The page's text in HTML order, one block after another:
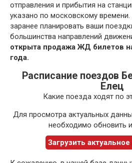
отправления и прибытия на
указано по московскому
заранее планировать ваши
большинства направлений
открыта продажа ЖД билетов
года.
Расписание поездов
Елец
Какие поезда ходят по
Для просмотра актуальных
необходимо обновить
Загрузить